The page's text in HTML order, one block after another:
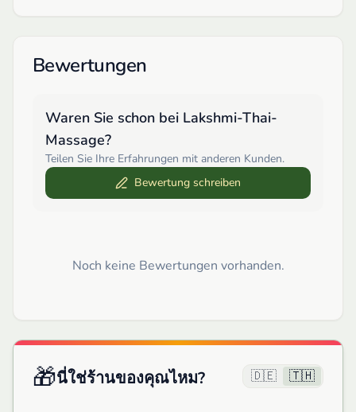
Bewertungen
Waren Sie schon bei Lakshmi-Thai-
Massage?
Teilen Sie Ihre Erfahrungen mit anderen Kunden.
Bewertung schreiben
Noch keine Bewertungen vorhanden.
🎁นี่ใช่ร้านของคุณไหม? 🇩🇪 🇹🇭